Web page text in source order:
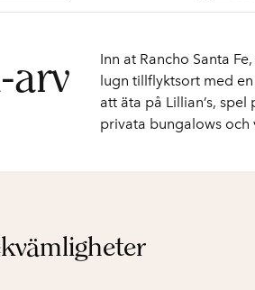
arv
Inn at Rancho Santa
lugn tillflyktsort med
att äta på Lillian’s,
privata bungalows och